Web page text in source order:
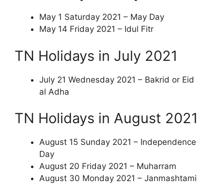
May 1 Saturday 2021 – May Day
May 14 Friday 2021 – Idul Fitr
TN Holidays in July 2021
July 21 Wednesday 2021 – Bakrid or Eid
al Adha
TN Holidays in August 2021
August 15 Sunday 2021 – Independence
Day
August 20 Friday 2021 – Muharram
August 30 Monday 2021 – Janmashtami